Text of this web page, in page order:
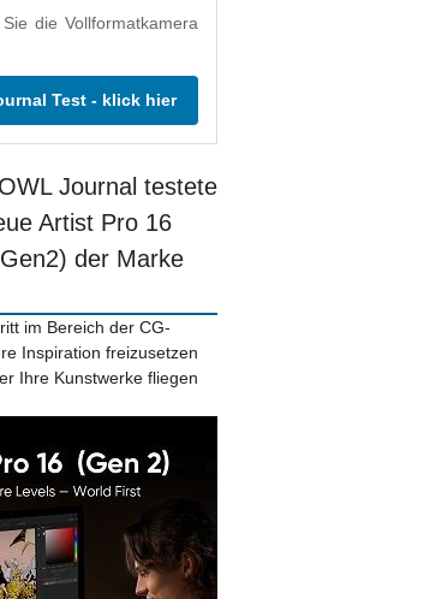
die Vollformatkamera
Test - klick hier
Journal testete
Artist Pro 16
der Marke
im Bereich der CG-
Inspiration freizusetzen
Ihre Kunstwerke fliegen